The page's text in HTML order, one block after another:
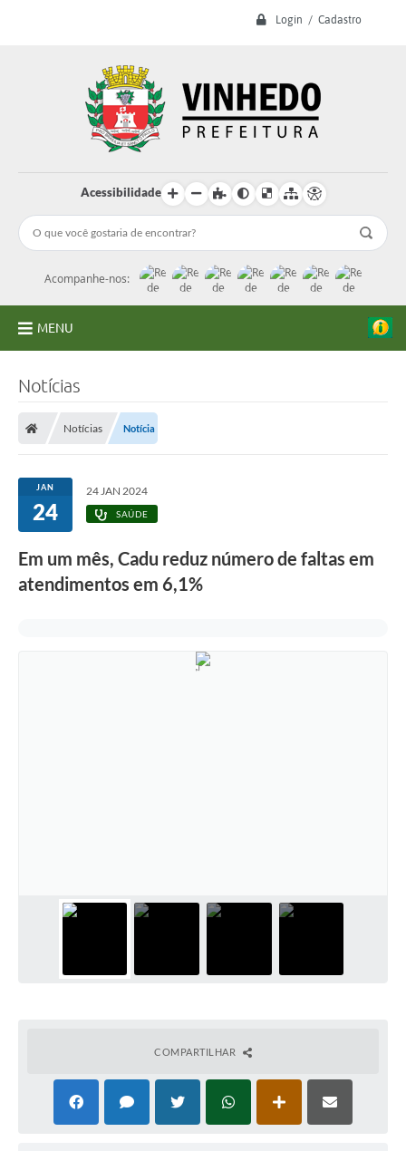
Login / Cadastro
Acessibilidade
Acompanhe-nos:
MENU
Licitações
Transparência
Concursos e Processos Seletivos
Sistema de Protocolo
Contratos
Notícias
Notícias Notícia
JAN
24
24 JAN 2024
SAÚDE
Em um mês, Cadu reduz número de faltas em
atendimentos em 6,1%
COMPARTILHAR